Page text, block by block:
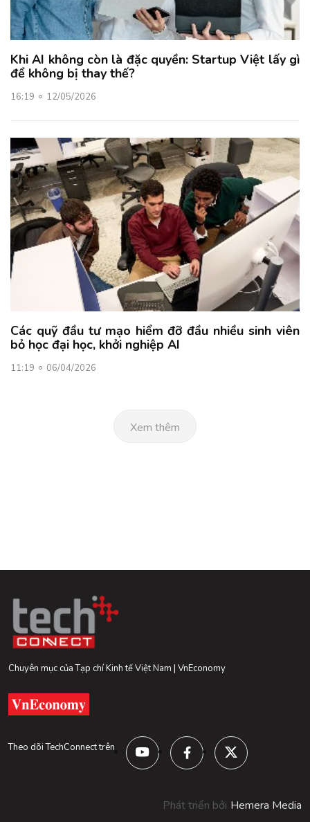
Khi AI không còn là đặc quyền: Startup Việt lấy gì
để không bị thay thế?
16:19 12/05/2026
Các quỹ đầu tư mạo hiểm đỡ đầu nhiều sinh viên
bỏ học đại học, khởi nghiệp AI
11:19 06/04/2026
Xem thêm
Chuyên mục của Tạp chí Kinh tế Việt Nam | VnEconomy
Theo dõi TechConnect trên
Phát triển bởi Hemera Media